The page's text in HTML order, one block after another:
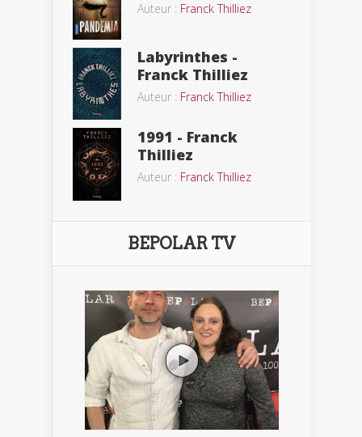
Auteur : Franck Thilliez
Labyrinthes -
Franck Thilliez
Auteur : Franck Thilliez
1991 - Franck
Thilliez
Auteur : Franck Thilliez
BEPOLAR TV